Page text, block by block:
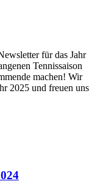
für das Jahr
Tennissaison
machen! Wir
2025 und freuen uns